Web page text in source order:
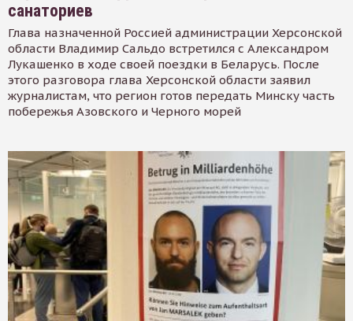
санаториев
Глава назначенной Россией администрации Херсонской
области Владимир Сальдо встретился с Александром
Лукашенко в ходе своей поездки в Беларусь. После
этого разговора глава Херсонской области заявил
журналистам, что регион готов передать Минску часть
побережья Азовского и Черного морей